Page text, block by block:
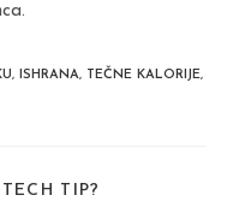
, ISHRANA, TEČNE KALORIJE,
TIP?